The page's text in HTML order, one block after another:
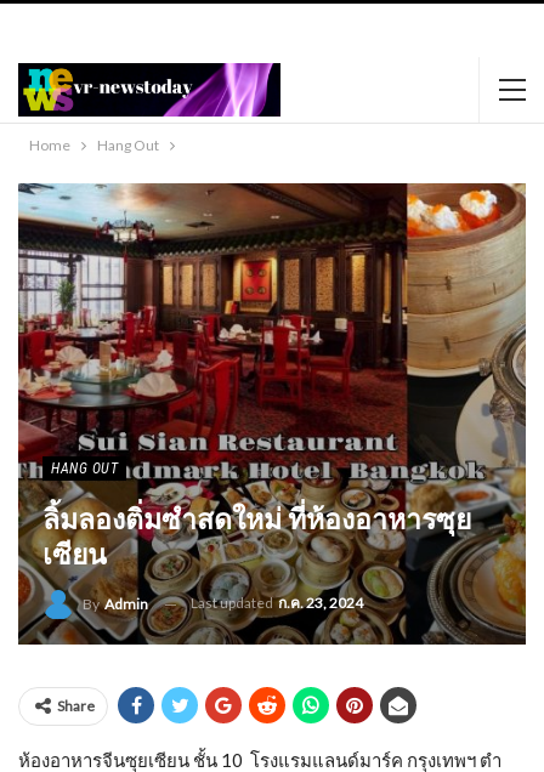
Home Hang Out
HANG OUT
ลิ้มลองติ่มซำสดใหม่ ที่ห้องอาหารซุย
เซียน
ByAdmin Last updatedก.ค. 23, 2024
Share
ห้องอาหารจีนซุยเซียน ชั้น 10 โรงแรมแลนด์มาร์ค กรุงเทพฯ ตำ